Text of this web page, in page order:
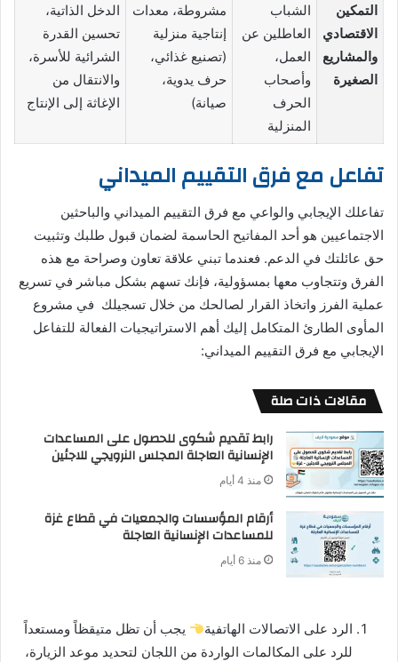
التمكين
الاقتصادي
والمشاريع
الصغيرة
الشباب
العاطلين عن
العمل،
وأصحاب
الحرف
المنزلية
مشروطة، معدات
إنتاجية منزلية
(تصنيع غذائي،
حرف يدوية،
صيانة)
الدخل الذاتية،
تحسين القدرة
الشرائية للأسرة،
والانتقال من
الإغاثة إلى الإنتاج
تفاعل مع فرق التقييم الميداني
تفاعلك الإيجابي والواعي مع فرق التقييم الميداني والباحثين
الاجتماعيين هو أحد المفاتيح الحاسمة لضمان قبول طلبك وتثبيت
حق عائلتك في الدعم. فعندما تبني علاقة تعاون وصراحة مع هذه
الفرق وتتجاوب معها بمسؤولية، فإنك تسهم بشكل مباشر في تسريع
عملية الفرز واتخاذ القرار لصالحك من خلال تسجيلك في مشروع
المأوى الطارئ المتكامل إليك أهم الاستراتيجيات الفعالة للتفاعل
الإيجابي مع فرق التقييم الميداني:
مقالات ذات صلة
رابط تقديم شكوى للحصول على المساعدات
الإنسانية العاجلة المجلس النرويجي للاجئين
منذ 4 أيام
أرقام المؤسسات والجمعيات في قطاع غزة
للمساعدات الإنسانية العاجلة
منذ 6 أيام
الرد على الاتصالات الهاتفية
يجب أن تظل متيقظاً ومستعداً
للرد على المكالمات الواردة من اللجان لتحديد موعد الزيارة،